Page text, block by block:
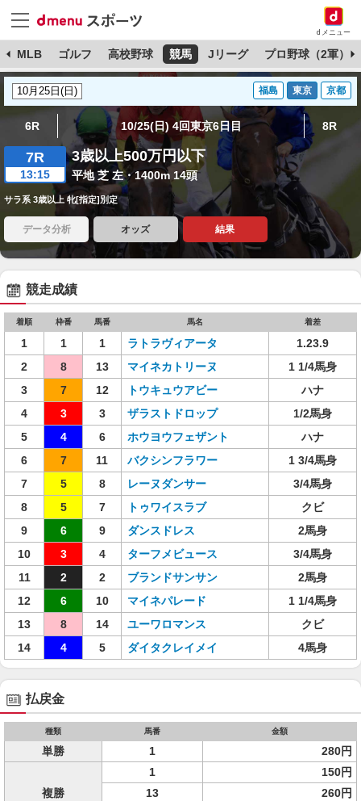
dメニュー
MLB ゴルフ 高校野球 競馬 Jリーグ プロ野球（2軍）
福島 東京 京都
6R 10/25(日) 4回東京6日目 8R
7R
13:15
3歳以上500万円以下
平地 芝 左・1400m 14頭
サラ系 3歳以上 牝[指定]別定
データ分析 オッズ 結果
競走成績
着順 枠番 馬番 馬名 着差
1 1 1 ラトラヴィアータ
1.23.9
2
8 13 マイネカトリーヌ
1 1/4馬身
3
7 12 トウキュウアビー
ハナ
4
3 3 ザラストドロップ
1/2馬身
5
4 6 ホウヨウフェザント
ハナ
6
7 11 バクシンフラワー
1 3/4馬身
7
5 8 レーヌダンサー
3/4馬身
8
5 7 トゥワイスラブ
クビ
9
6 9 ダンスドレス
2馬身
10
3 4 ターフメビュース
3/4馬身
11
2 2 ブランドサンサン
2馬身
12
6 10 マイネパレード
1 1/4馬身
13
8 14 ユーワロマンス
クビ
14
4 5 ダイタクレイメイ 4馬身
払戻金
種類 馬番 金額
単勝 1 280円
複勝
1
150円
13
260円